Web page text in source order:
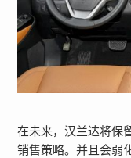
在未来，汉兰达将保
销售策略。并且会弱